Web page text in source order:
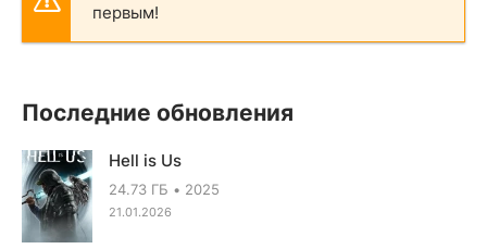
первым!
Последние обновления
Hell is Us
24.73 ГБ 2025
21.01.2026